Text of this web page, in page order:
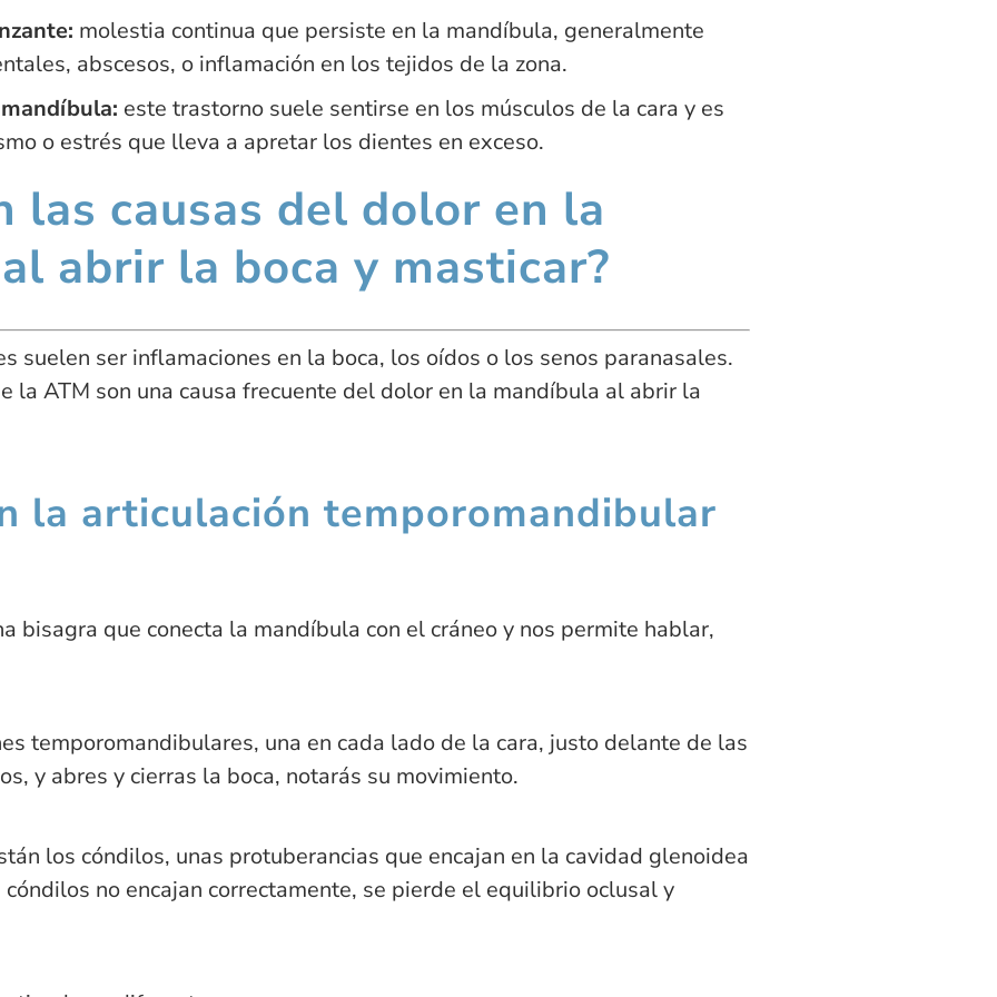
molestia continua que persiste en la mandíbula, generalmente
abscesos, o inflamación en los tejidos de la zona.
este trastorno suele sentirse en los músculos de la cara y es
o estrés que lleva a apretar los dientes en exceso.
las causas del dolor en la
abrir la boca y masticar?
suelen ser inflamaciones en la boca, los oídos o los senos paranasales.
la ATM son una causa frecuente del dolor en la mandíbula al abrir la
la articulación temporomandibular
bisagra que conecta la mandíbula con el cráneo y nos permite hablar,
temporomandibulares, una en cada lado de la cara, justo delante de las
y abres y cierras la boca, notarás su movimiento.
los cóndilos, unas protuberancias que encajan en la cavidad glenoidea
no encajan correctamente, se pierde el equilibrio oclusal y